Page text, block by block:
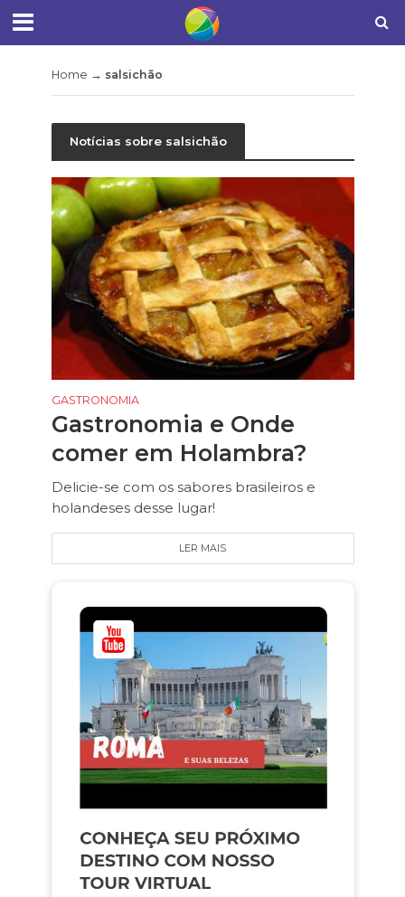
Home → salsichão
Notícias sobre salsichão
GASTRONOMIA
Gastronomia e Onde
comer em Holambra?
Delicie-se com os sabores brasileiros e
holandeses desse lugar!
LER MAIS